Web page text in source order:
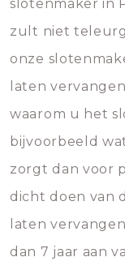
slotenmaker in
zult niet
onze
laten
waarom u het
bijvoorbeeld
zorgt dan voor
dicht doen van
laten
dan 7 jaar aan